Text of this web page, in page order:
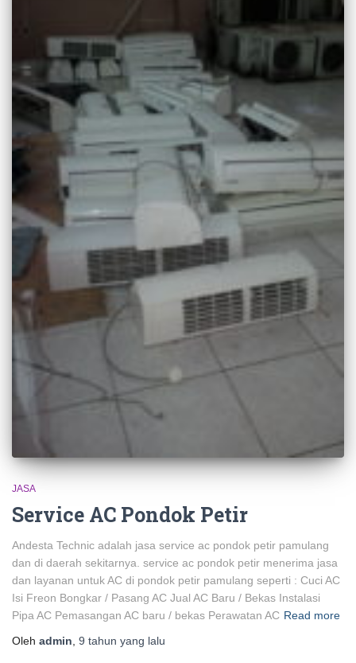
JASA
Service AC Pondok Petir
Andesta Technic adalah jasa service ac pondok petir pamulang
dan di daerah sekitarnya. service ac pondok petir menerima jasa
dan layanan untuk AC di pondok petir pamulang seperti : Cuci AC
Isi Freon Bongkar / Pasang AC Jual AC Baru / Bekas Instalasi
Pipa AC Pemasangan AC baru / bekas Perawatan AC Read more
Oleh admin 9 tahun yang lalu